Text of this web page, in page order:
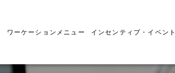
ワーケーションメニュー インセンティブ・イベント